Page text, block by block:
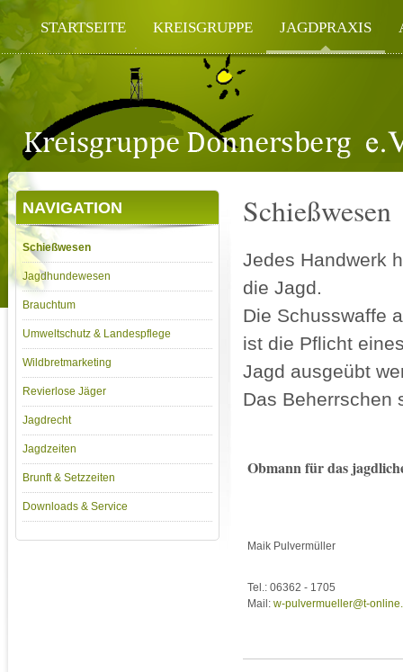
STARTSEITE KREISGRUPPE JAGDPRAXIS
Schießwesen
Jedes Handwerk
die Jagd.
Die Schusswaffe
ist die Pflicht
Jagd ausgeübt
Das Beherrschen
Obmann für das
Maik Pulvermüller
Tel.: 06362 - 1705
Mail: w-pulvermueller@t-
NAVIGATION
Schießwesen
Jagdhundewesen
Brauchtum
Umweltschutz & Landespflege
Wildbretmarketing
Revierlose Jäger
Jagdrecht
Jagdzeiten
Brunft & Setzzeiten
Downloads & Service